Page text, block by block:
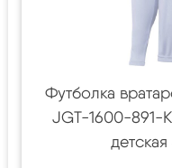
Футболка
JGT-1600-